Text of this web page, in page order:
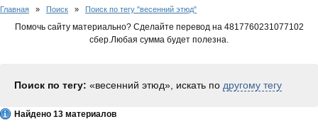
Форум
Главная » Поиск » Поиск по тегу "весенний этюд"
Помочь сайту материально? Сделайте перевод на 4817760231077102
сбер.Любая сумма будет полезна.
Поиск по тегу: «весенний этюд», искать по другому тегу
Найдено 13 материалов